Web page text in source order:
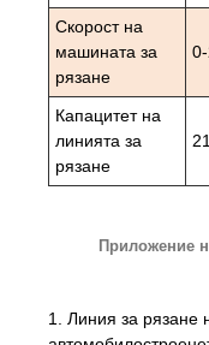
Скорост на
машината за
рязане
Капацитет на
линията за
рязане
Приложение
1. Линия за рязане